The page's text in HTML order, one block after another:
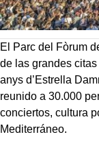
El Parc del Fòrum
de las grandes
anys d’Estrella
reunido a 30.000
conciertos, cultura
Mediterráneo.